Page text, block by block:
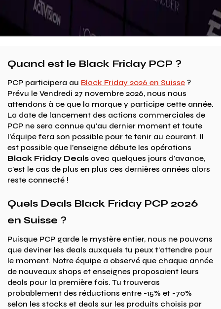
Quand est le Black Friday PCP ?
PCP participera au Black Friday 2026 en Suisse ?
Prévu le Vendredi 27 novembre 2026, nous nous
attendons à ce que la marque y participe cette année.
La date de lancement des actions commerciales de
PCP ne sera connue qu'au dernier moment et toute
l'équipe fera son possible pour te tenir au courant. Il
est possible que l'enseigne débute les opérations
Black Friday Deals avec quelques jours d'avance,
c'est le cas de plus en plus ces dernières années alors
reste connecté !
Quels Deals Black Friday PCP 2026
en Suisse ?
Puisque PCP garde le mystère entier, nous ne pouvons
que deviner les deals auxquels tu peux t'attendre pour
le moment. Notre équipe a observé que chaque année
de nouveaux shops et enseignes proposaient leurs
deals pour la première fois. Tu trouveras
probablement des réductions entre -15% et -70%
selon les stocks et deals sur les produits choisis par